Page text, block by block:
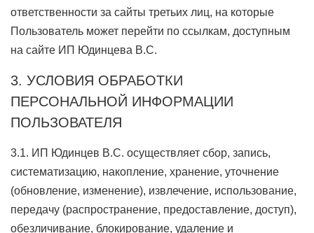
ответственности за сайты третьих лиц, на которые
Пользователь может перейти по ссылкам, доступным
на сайте ИП Юдинцева В.С.
3. УСЛОВИЯ ОБРАБОТКИ
ПЕРСОНАЛЬНОЙ ИНФОРМАЦИИ
ПОЛЬЗОВАТЕЛЯ
3.1. ИП Юдинцев В.С. осуществляет сбор, запись,
систематизацию, накопление, хранение, уточнение
(обновление, изменение), извлечение, использование,
передачу (распространение, предоставление, доступ),
обезличивание, блокирование, удаление и